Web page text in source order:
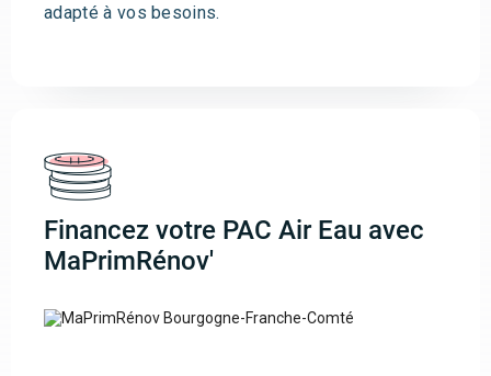
adapté à vos besoins.
Financez votre PAC Air Eau avec
MaPrimRénov'